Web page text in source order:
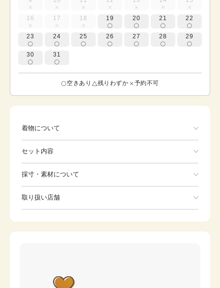
16 17 18 19 20 21 22
23 24 25 26 27 28 29
30 31
空きあり 残りわずか 予約不可
着物について
セット内容
※着付けに必要な一式をすべて含みます。
着物
足袋 肌着
採寸・素材について
身丈 163cm
取り扱い店舗